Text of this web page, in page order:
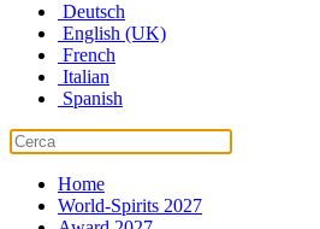
Deutsch
English (UK)
French
Italian
Spanish
Home
World-Spirits 2027